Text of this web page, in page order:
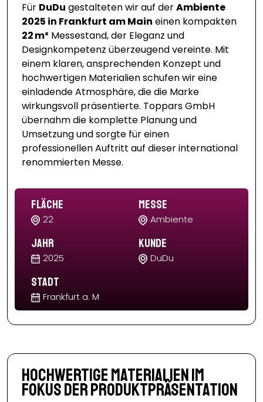
Für DuDu gestalteten wir auf derAmbiente
2025 in Frankfurt am Main einen kompakten
22 m² Messestand, der Eleganz und
Designkompetenz überzeugend vereinte. Mit
einem klaren, ansprechenden Konzept und
hochwertigen Materialien schufen wir eine
einladende Atmosphäre, die die Marke
wirkungsvoll präsentierte. Toppars GmbH
übernahm die komplette Planung und
Umsetzung und sorgte für einen
professionellen Auftritt auf dieser international
renommierten Messe.
Fläche
22
Messe
Ambiente
Jahr
2025
Kunde
DuDu
Stadt
Frankfurt a. M
Hochwertige Materialien im
Fokus der Produktpräsentation